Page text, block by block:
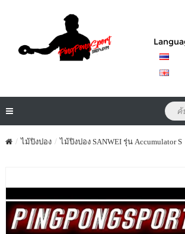
ไม้ปิงปอง ไม้ปิงปอง SANWEI รุ่น Accumulator S